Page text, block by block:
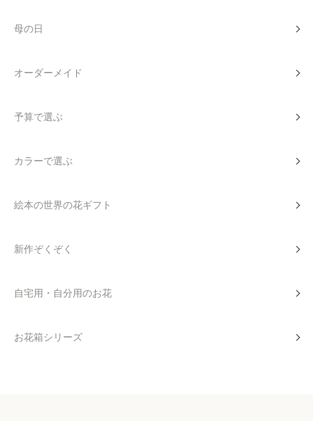
母の日
オーダーメイド
予算で選ぶ
カラーで選ぶ
絵本の世界の花ギフト
新作ぞくぞく
自宅用・自分用のお花
お花箱シリーズ